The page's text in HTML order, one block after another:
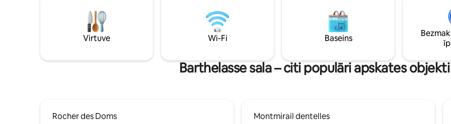
Provansas iepazīšanai!
centrālās dzelzceļa stacijas).
vietējo atrakciju, restorānu un
tuvumu, vienlaikus baudot
ērtu vidi
Virtuve Wi-Fi Baseins
Barthelasse sala – citi populāri apskates
Rocher des Doms
Montmirail dentelles